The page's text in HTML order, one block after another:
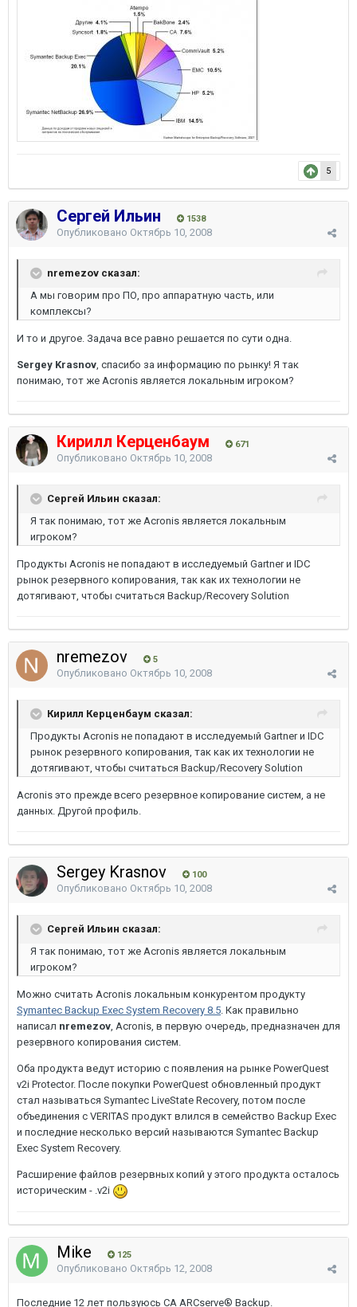
5
Сергей Ильин 1538
Опубликовано Октябрь 10, 2008
nremezov сказал:
А мы говорим про ПО, про аппаратную часть, или
комплексы?
И то и другое. Задача все равно решается по сути одна.
Sergey Krasnov, спасибо за информацию по рынку! Я так
понимаю, тот же Аcronis является локальным игроком?
Кирилл Керценбаум 671
Опубликовано Октябрь 10, 2008
Сергей Ильин сказал:
Я так понимаю, тот же Аcronis является локальным
игроком?
Продукты Acronis не попадают в исследуемый Gartner и IDC
рынок резервного копирования, так как их технологии не
дотягивают, чтобы считаться Backup/Recovery Solution
nremezov 5
Опубликовано Октябрь 10, 2008
Кирилл Керценбаум сказал:
Продукты Acronis не попадают в исследуемый Gartner и IDC
рынок резервного копирования, так как их технологии не
дотягивают, чтобы считаться Backup/Recovery Solution
Acronis это прежде всего резервное копирование систем, а не
данных. Другой профиль.
Sergey Krasnov 100
Опубликовано Октябрь 10, 2008
Сергей Ильин сказал:
Я так понимаю, тот же Аcronis является локальным
игроком?
Можно считать Acronis локальным конкурентом продукту
Symantec Backup Exec System Recovery 8.5. Как правильно
написал nremezov, Acronis, в первую очередь, предназначен для
резервного копирования систем.
Оба продукта ведут историю с появления на рынке PowerQuest
v2i Protector. После покупки PowerQuest обновленный продукт
стал называться Symantec LiveState Recovery, потом после
объединения с VERITAS продукт влился в семейство Backup Exec
и последние несколько версий называются Symantec Backup
Exec System Recovery.
Расширение файлов резервных копий у этого продукта осталось
историческим - .v2i
Mike 125
Опубликовано Октябрь 12, 2008
Последние 12 лет пользуюсь CA ARCserve® Backup.